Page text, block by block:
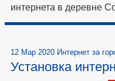
интернета в деревне
12 Мар 2020 Интернет за
Установка